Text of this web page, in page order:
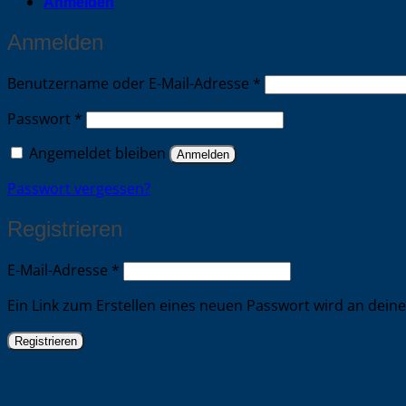
Anmelden
Benutzername oder E-Mail-Adresse * Erforderlich
Passwort * Erforderlich
Angemeldet bleiben
Anmelden
Passwort vergessen?
Registrieren
E-Mail-Adresse * Erforderlich
Ein Link zum Erstellen eines neuen Passwort wird an
Registrieren